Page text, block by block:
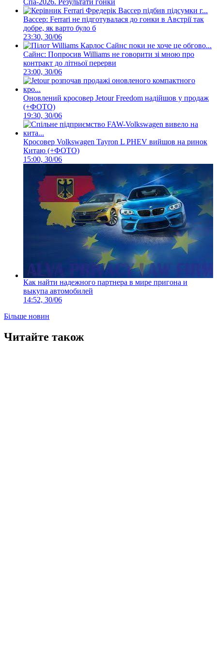
Спа-2026. Результати гонки
Вассер: Ferrari не підготувалася до гонки в Австрії так
добре, як варто було б
23:30, 30/06
Сайнс: Попросив Williams не говорити зі мною про
контракт до літньої перерви
23:00, 30/06
Оновлений кросовер Jetour Freedom надійшов у продаж
(+ФОТО)
19:30, 30/06
Кросовер Volkswagen Tayron L PHEV вийшов на ринок
Китаю (+ФОТО)
15:00, 30/06
Как найти надежного партнера в мире пригона и
выкупа автомобилей
14:52, 30/06
Більше новин
Читайте також